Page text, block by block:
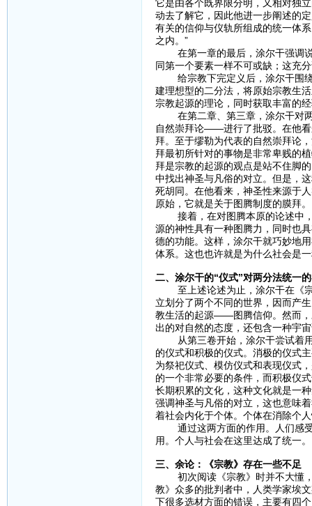
它是由各个既界限分明，又相对独
动去了解它，因此他进一步阐述的
有关的信仰与仪轨所组成的统一体
之内。”
在第一章的最后，涂尔干强调说
同第一个要素一样不可或缺；这充
给宗教下完定义后，涂尔干围绕
建理想型的二分法，将原始宗教生
宗教起源的理论，同时获取丰富的
在第二章、第三章，涂尔干对两
自然崇拜论——进行了批驳。在他看
拜。至于缪勒为代表的自然崇拜论
拜最初所针对的事物是非常卑贱的
拜是宗教的起源的观点是站不住脚
中找出神圣与凡俗的对立。但是，
死胡同。在他看来，神圣性来源于
原始，它就是关于图腾制度的膜拜。
接着，在对图腾本原的论述中，
源的神性具有一种图腾力，同时也
德的功能。这样，涂尔干就巧妙地
体系。这也也许就是为什么社会是
二、涂尔干的“仪式”对两分法统一
至上述论述为止，涂尔干在《宗
立划分了两个不同的世界，因而产
教生活的起源——图腾信仰。然而，
出的对自然的态度，还包含一种宇
从第三卷开始，涂尔干尝试着用
的仪式和积极的仪式。消极的仪式
为祭祀仪式、模仿仪式和表现仪式
的一个非常必要的条件，而积极仪
长期积累的文化，这种文化就是一
强调神圣与凡俗的对立，这也意味
着社会内化于个体。个体在消除个
通过这两方面的作用。人们感受
用。个人与社会在这里达成了统一。
三、余论：《宗教》存在一些不足
初次阅读《宗教》时并不大懂，
教》众多的批判者中，人类学家埃
下很多选材方面的错误，主要有四